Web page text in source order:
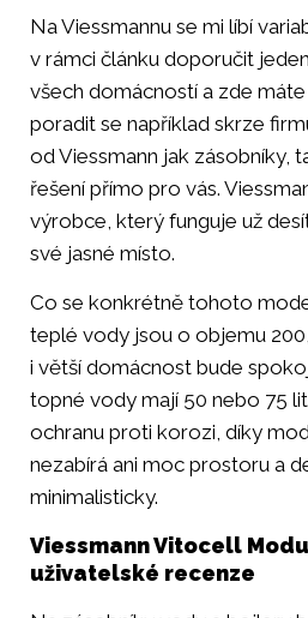
Na Viessmannu se mi líbí
v rámci článku doporučit
všech domácností a zde
poradit se například skrze
od Viessmann jak zásobníky,
řešení přímo pro vás.
výrobce, který funguje už
své jasné místo.
Co se konkrétně tohoto
teplé vody jsou o objemu
i větší domácnost bude
topné vody mají 50 nebo 75
ochranu proti korozi, díky
nezabírá ani moc prostoru a
minimalisticky.
Viessmann Vitocell
uživatelské recenze